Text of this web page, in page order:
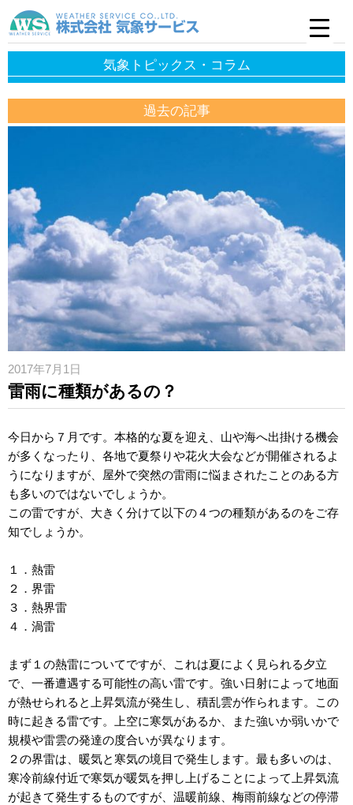
気象トピックス・コラム
過去の記事
2017年7月1日
雷雨に種類があるの？
今日から７月です。本格的な夏を迎え、山や海へ出掛ける機会
が多くなったり、各地で夏祭りや花火大会などが開催されるよ
うになりますが、屋外で突然の雷雨に悩まされたことのある方
も多いのではないでしょうか。
この雷ですが、大きく分けて以下の４つの種類があるのをご存
知でしょうか。
１．熱雷
２．界雷
３．熱界雷
４．渦雷
まず１の熱雷についてですが、これは夏によく見られる夕立
で、一番遭遇する可能性の高い雷です。強い日射によって地面
が熱せられると上昇気流が発生し、積乱雲が作られます。この
時に起きる雷です。上空に寒気があるか、また強いか弱いかで
規模や雷雲の発達の度合いが異なります。
２の界雷は、暖気と寒気の境目で発生します。最も多いのは、
寒冷前線付近で寒気が暖気を押し上げることによって上昇気流
が起きて発生するものですが、温暖前線、梅雨前線などの停滞